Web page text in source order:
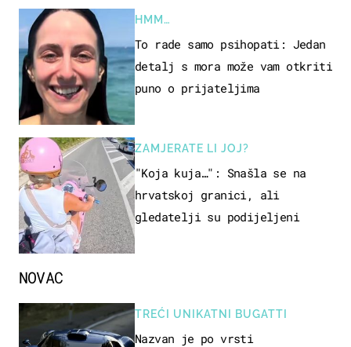
HMM…
To rade samo psihopati: Jedan
detalj s mora može vam otkriti
puno o prijateljima
ZAMJERATE LI JOJ?
"Koja kuja…": Snašla se na
hrvatskoj granici, ali
gledatelji su podijeljeni
NOVAC
TREĆI UNIKATNI BUGATTI
Nazvan je po vrsti